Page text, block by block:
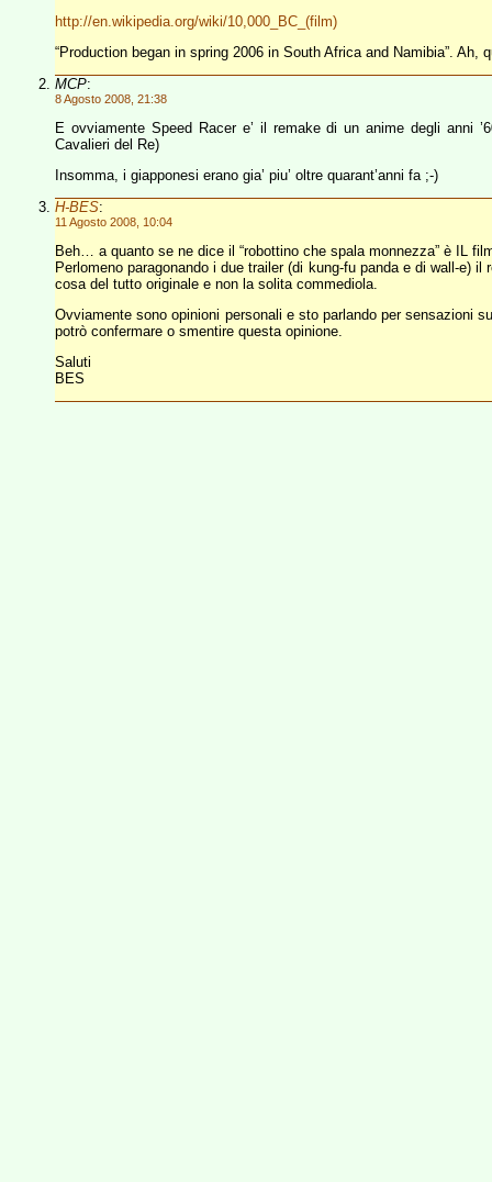
http://en.wikipedia.org/wiki/10,000_BC_(film)
“Production began in spring 2006 in South Africa and Namibia”. Ah,
MCP:
8 Agosto 2008, 21:38
E ovviamente Speed Racer e’ il remake di un anime degli anni
Cavalieri del Re)
Insomma, i giapponesi erano gia’ piu’ oltre quarant’anni fa ;-)
H-BES:
11 Agosto 2008, 10:04
Beh… a quanto se ne dice il “robottino che spala monnezza” è IL
Perlomeno paragonando i due trailer (di kung-fu panda e di wall-e)
cosa del tutto originale e non la solita commediola.
Ovviamente sono opinioni personali e sto parlando per sensazioni
potrò confermare o smentire questa opinione.
Saluti
BES